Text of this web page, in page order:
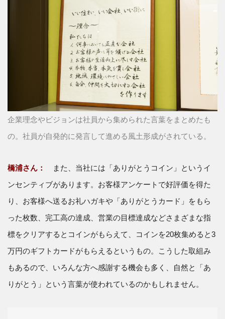
企業理念やビジョンは社員から集められた言葉をまとめたも
の。社員が自発的に発言して進める風土形成がされている。
橋浦さん：
また、当社には「ありがとうコイン」というイ
ンセンティブがあります。お客様アンケートで好評価を得た
り、お客様へ送るお礼ハガキや「ありがとうカード」をもら
った枚数、完工高の達成、営業の目標達成などさまざまな指
標をクリアするとコインがもらえて、コインを20枚集めると3
万円のギフトカードがもらえるというもの。こうした取組み
もあるので、いろんな方へ感謝する機会も多く、自然と「あ
りがとう」という言葉が使われているのかもしれません。